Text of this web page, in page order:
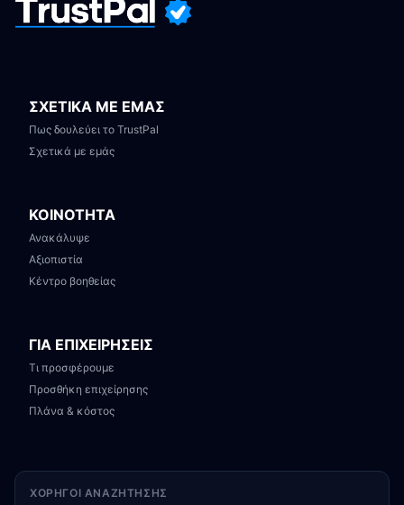
ΣΧΕΤΙΚΑ ΜΕ ΕΜΑΣ
Πως δουλεύει το TrustPal
Σχετικά με εμάς
ΚΟΙΝΟΤΗΤΑ
Ανακάλυψε
Αξιοπιστία
Κέντρο βοηθείας
ΓΙΑ ΕΠΙΧΕΙΡΗΣΕΙΣ
Τι προσφέρουμε
Προσθήκη επιχείρησης
Πλάνα & κόστος
ΧΟΡΗΓΟΊ ΑΝΑΖΉΤΗΣΗΣ